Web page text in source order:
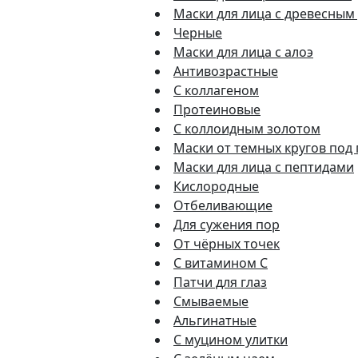
Маски для лица с древесным
Черные
Маски для лица с алоэ
Антивозрастные
С коллагеном
Протеиновые
С коллоидным золотом
Маски от темных кругов под
Маски для лица с пептидами
Кислородные
Отбеливающие
Для сужения пор
От чёрных точек
С витамином C
Патчи для глаз
Смываемые
Альгинатные
С муцином улитки